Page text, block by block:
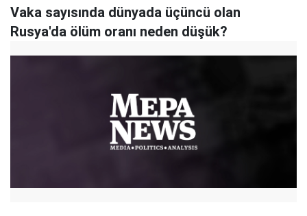
Vaka sayısında dünyada üçüncü olan
Rusya'da ölüm oranı neden düşük?